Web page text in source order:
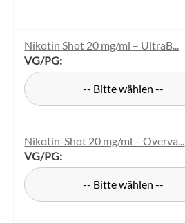
Nikotin Shot 20 mg/ml – UltraB...
VG/PG:
-- Bitte wählen --
Nikotin-Shot 20 mg/ml – Overva...
VG/PG:
-- Bitte wählen --